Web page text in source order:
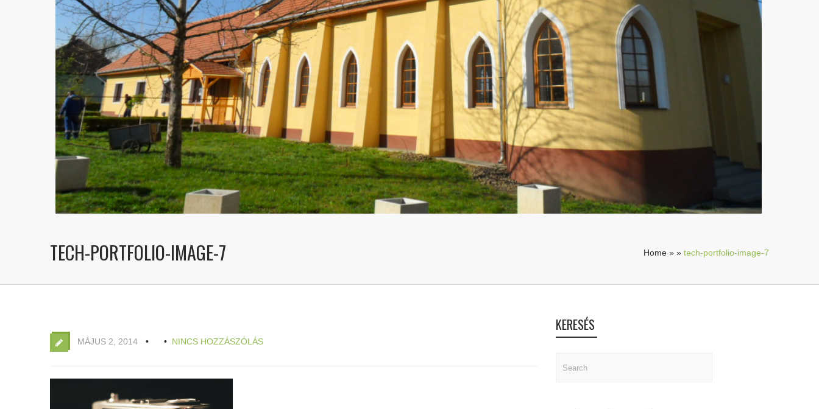
TECH-PORTFOLIO-IMAGE-7 Home » » tech-portfolio-image-7
MÁJUS 2, 2014 NINCS HOZZÁSZÓLÁS
KERESÉS